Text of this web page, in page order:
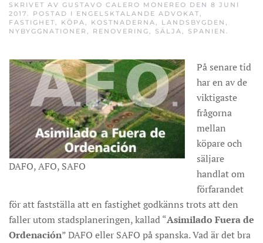
SKRIVET AV GUSTAVO CALERO MONEREO DEN 8 JUNI
2017. POSTAD I ENGELSKTALANDE ADVOKAT,
FASTIGHET, KÖPA, KOSTNADERNA, LANDSBYGDEN ,
NYBYGGNATIONER , RENOVERING, SÄLJA, SPANIEN .
DAFO, AFO, SAFO
På senare tid
har en av de
viktigaste
frågorna
mellan
köpare och
säljare
handlat om
förfarandet
för att fastställa att en fastighet godkänns trots att den
faller utom stadsplaneringen, kallad “Asimilado Fuera de
Ordenación” DAFO eller SAFO på spanska. Vad är det bra